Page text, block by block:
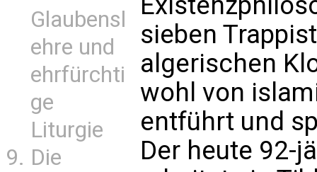
Glaubensl
ehre und
ehrfürchti
ge
Liturgie
Die
sieben
algerischen
wohl von
entführt und
Der heute 92-